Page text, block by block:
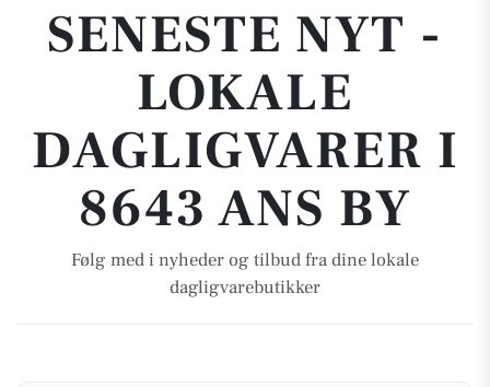
SENESTE NYT -
LOKALE
DAGLIGVARER I
8643 ANS BY
Følg med i nyheder og tilbud fra dine lokale
dagligvarebutikker